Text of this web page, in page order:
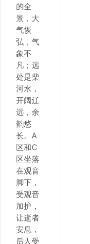
的全
景，大
气恢
弘，气
象不
凡；远
处是柴
河水，
开阔辽
远，余
韵悠
长。A
区和C
区坐落
在观音
脚下，
受观音
加护，
让逝者
安息，
后人受